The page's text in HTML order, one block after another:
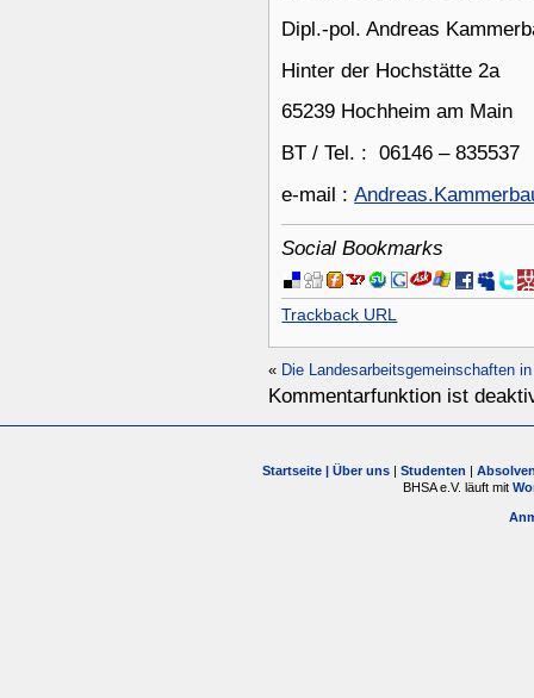
Dipl.-pol. Andreas
Hinter der Hochstätte 2a
65239 Hochheim am Main
BT / Tel. : 06146 – 835537
e-mail :
Social Bookmarks
Trackback URL
« Die Landesarbeitsgemeinschaften
Kommentarfunktion ist
Startseite | Über uns| Studenten |
BHSA e.V. läuft mit